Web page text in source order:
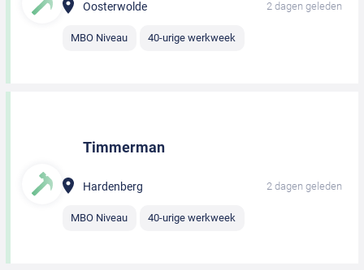
Oosterwolde 2 dagen geleden
MBO Niveau 40-urige werkweek
Timmerman
Hardenberg 2 dagen geleden
MBO Niveau 40-urige werkweek